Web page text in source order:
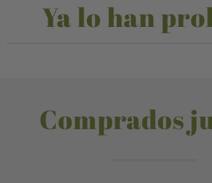
Ya lo han
Comprados